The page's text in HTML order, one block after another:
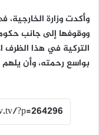
وأكدت وزارة الخارجية،
ووقوفها إلى جانب
التركية في هذا الظرف
بواسع رحمته، وأن